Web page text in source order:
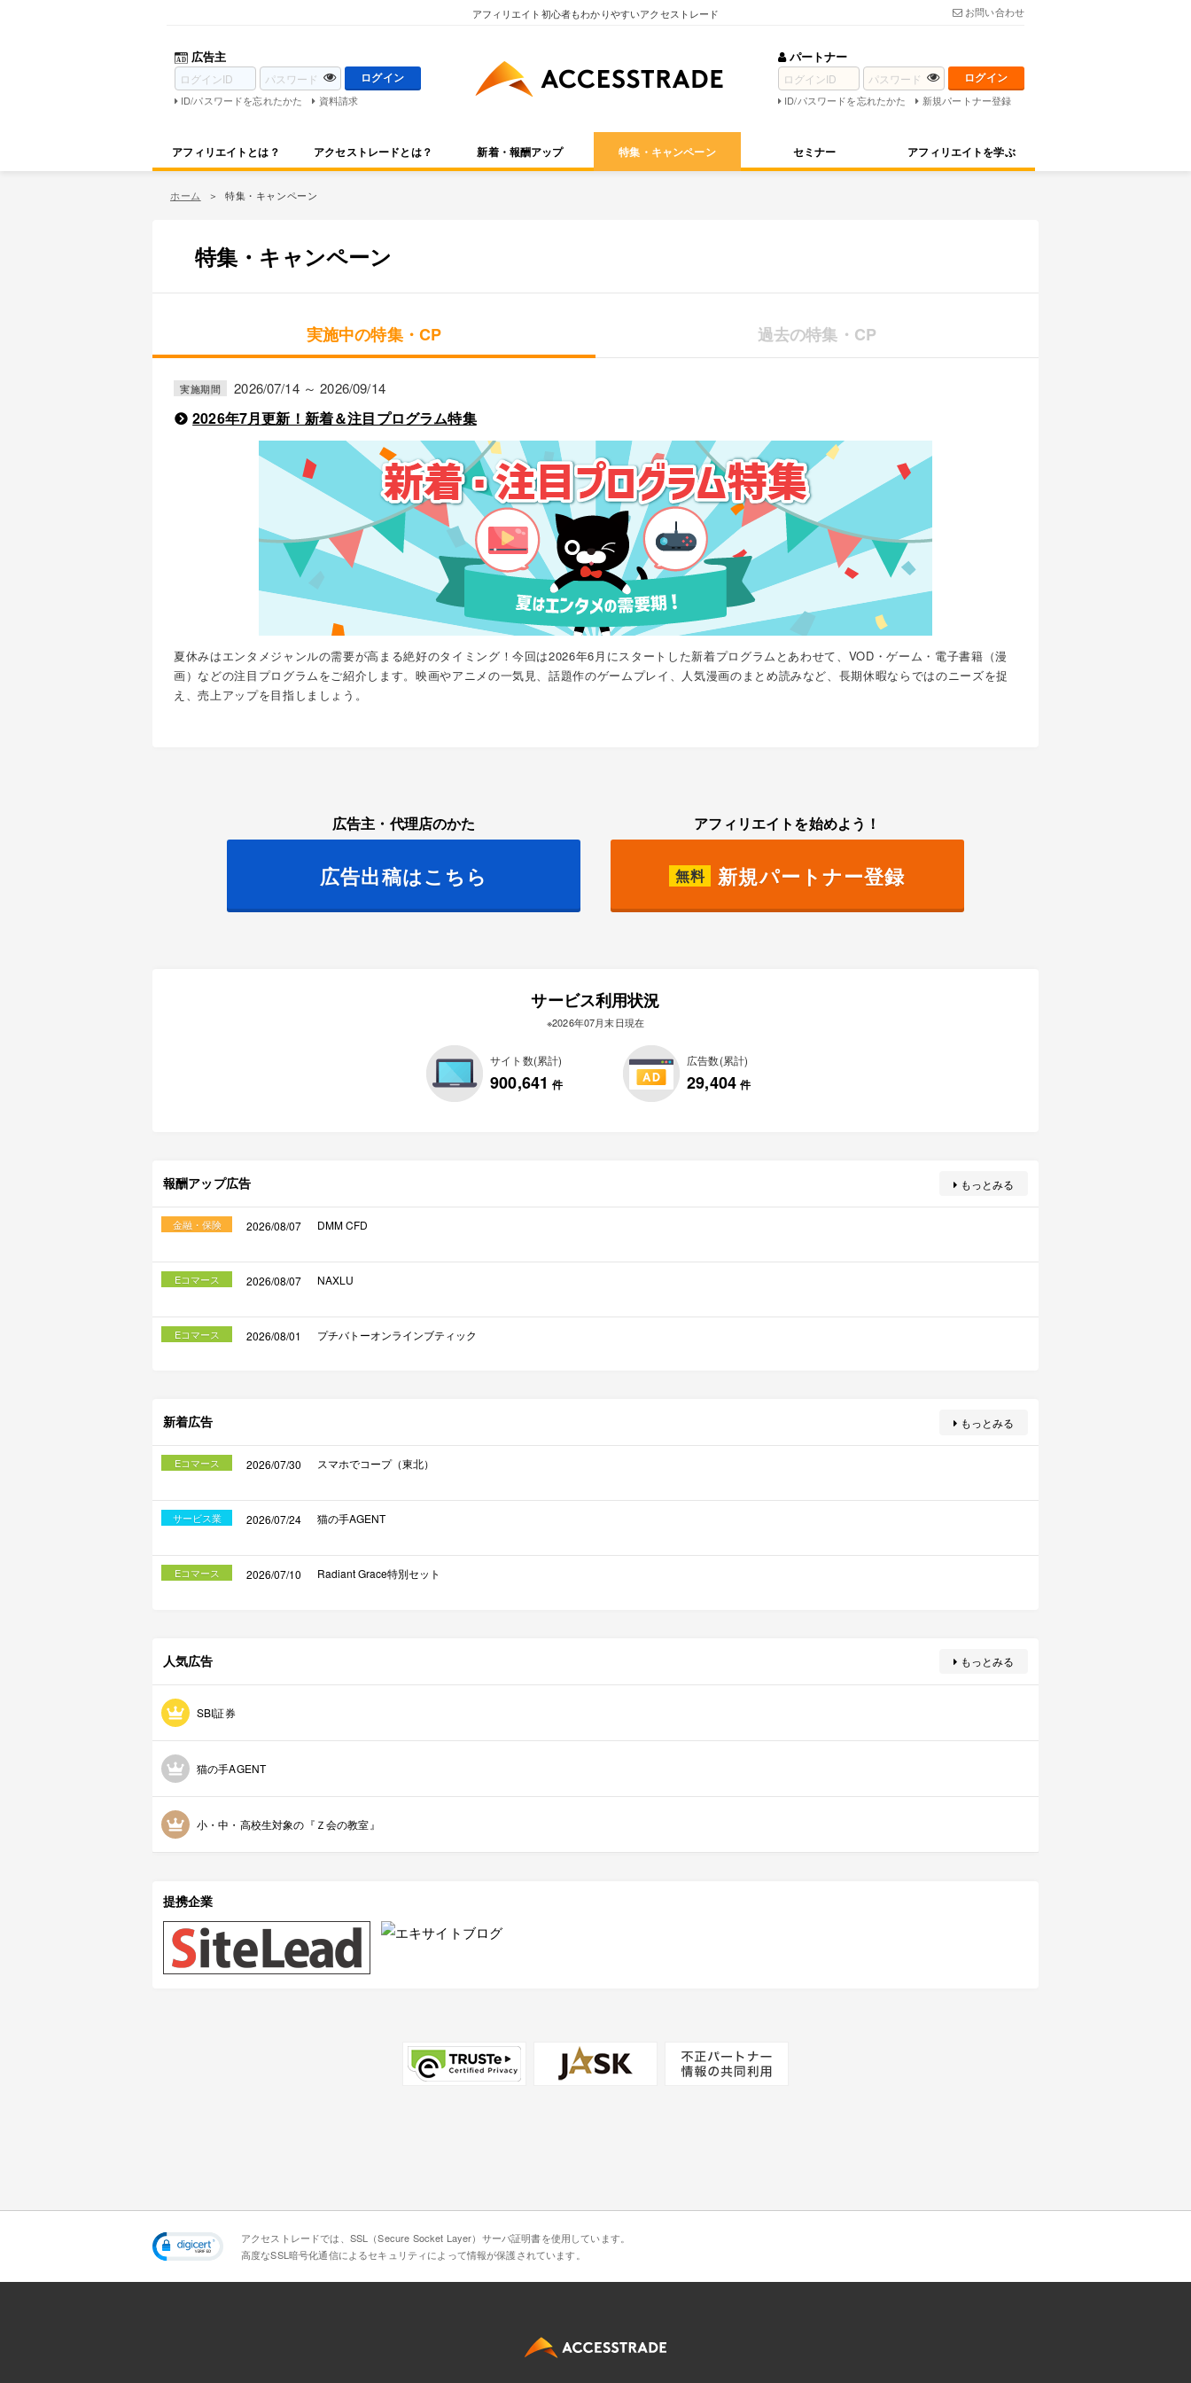
アフィリエイト初心者もわかりやすいアクセストレード お問い合わせ
広告主
ID/パスワードを忘れたかた 資料請求
パートナー
ID/パスワードを忘れたかた 新規パートナー登録
アフィリエイトとは？ アクセストレードとは？ 新着・報酬アップ 特集・キャンペーン セミナー アフィリエイトを学ぶ
ホーム 特集・キャンペーン
特集・キャンペーン
実施中の特集・CP 過去の特集・CP
実施期間 2026/07/14 ～ 2026/09/14
2026年7月更新！新着＆注目プログラム特集
夏休みはエンタメジャンルの需要が高まる絶好のタイミング！今回は2026年6月にスタートした新着プログラムとあわせて、VOD・ゲーム・電子書籍（漫
画）などの注目プログラムをご紹介します。映画やアニメの一気見、話題作のゲームプレイ、人気漫画のまとめ読みなど、長期休暇ならではのニーズを捉
え、売上アップを目指しましょう。
アフィリエイトを始めよう！
無料 新規パートナー登録
広告主・代理店のかた
広告出稿はこちら
サービス利用状況
※2026年07月末日現在
サイト数(累計)
900,641 件
広告数(累計)
29,404 件
報酬アップ広告 もっとみる
金融・保険 2026/08/07 DMM CFD
Eコマース 2026/08/07 NAXLU
Eコマース 2026/08/01 プチバトーオンラインブティック
新着広告 もっとみる
Eコマース 2026/07/30 スマホでコープ（東北）
サービス業 2026/07/24 猫の手AGENT
Eコマース 2026/07/10 Radiant Grace特別セット
人気広告 もっとみる
SBI証券
猫の手AGENT
小・中・高校生対象の『Ｚ会の教室』
提携企業
アクセストレードでは、SSL（Secure Socket Layer）サーバ証明書を使用しています。
高度なSSL暗号化通信によるセキュリティによって情報が保護されています。